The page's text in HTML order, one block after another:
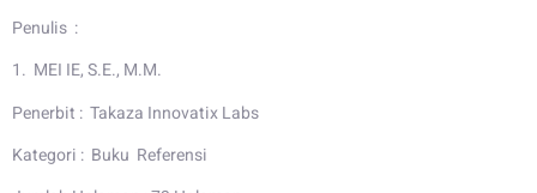
Penulis :
1. MEI IE, S.E., M.M.
Penerbit : Takaza Innovatix Labs
Kategori : Buku Referensi